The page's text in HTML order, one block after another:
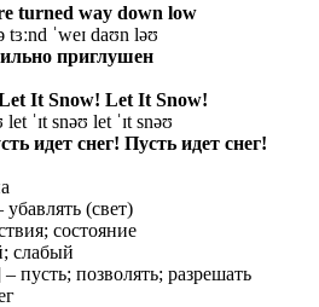
turned way down low
tɜːnd ˈweɪ daʊn ləʊ
приглушен
It Snow! Let It Snow!
let ˈɪt snəʊ let ˈɪt snəʊ
идет снег! Пусть идет снег!
(свет)
состояние
слабый
пусть; позволять; разрешать